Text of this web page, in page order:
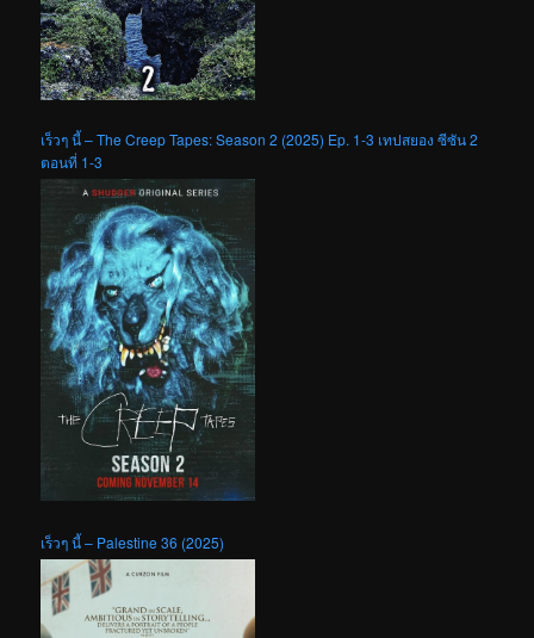
เร็วๆ นี้ – The Creep Tapes: Season 2 (2025) Ep. 1-3 เทปสยอง ซีซัน 2
ตอนที่ 1-3
เร็วๆ นี้ – Palestine 36 (2025)